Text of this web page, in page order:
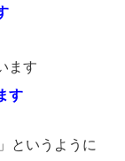
ます
す
というように